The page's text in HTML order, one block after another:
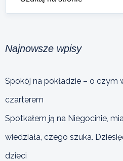
Najnowsze wpisy
Spokój na pokładzie – o
czarterem
Spotkałem ją na Niegocinie,
wiedziała, czego szuka.
dzieci